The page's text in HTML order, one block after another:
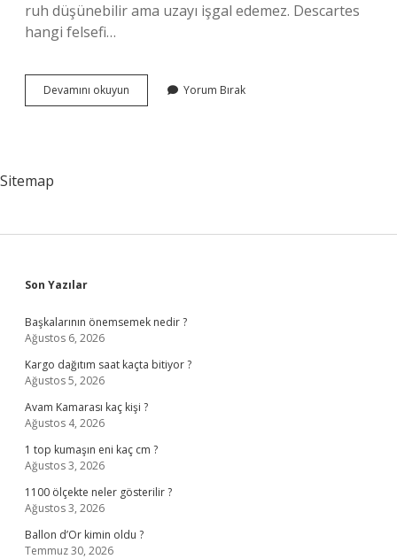
ruh düşünebilir ama uzayı işgal edemez. Descartes
hangi felsefi…
Devamını okuyun Descartesin
Düşüncesi
Yorum Bırak
Sitemap
Sidebar
Son Yazılar
Başkalarının önemsemek nedir ?
Ağustos 6, 2026
Kargo dağıtım saat kaçta bitiyor ?
Ağustos 5, 2026
Avam Kamarası kaç kişi ?
Ağustos 4, 2026
1 top kumaşın eni kaç cm ?
Ağustos 3, 2026
1100 ölçekte neler gösterilir ?
Ağustos 3, 2026
Ballon d’Or kimin oldu ?
Temmuz 30, 2026